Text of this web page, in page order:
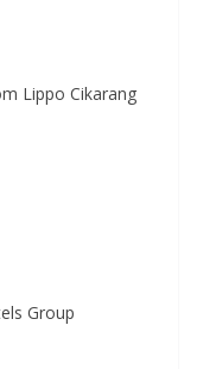
Lippo Cikarang
Group